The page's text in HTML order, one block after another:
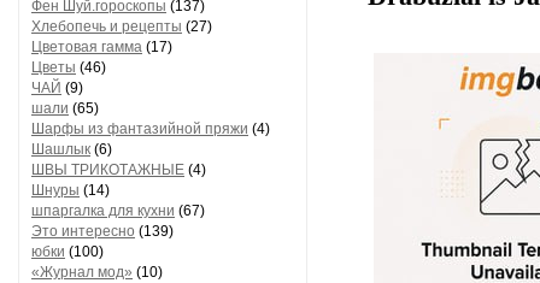
Фен Шуй.гороскопы (137)
Хлебопечь и рецепты (27)
Цветовая гамма (17)
Цветы (46)
ЧАЙ (9)
шали (65)
Шарфы из фантазийной пряжи (4)
Шашлык (6)
ШВЫ ТРИКОТАЖНЫЕ (4)
Шнуры (14)
шпаргалка для кухни (67)
Это интересно (139)
юбки (100)
«Журнал мод» (10)